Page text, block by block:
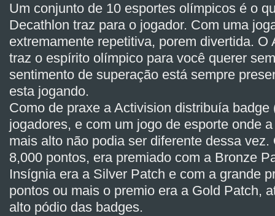
Um conjunto de 10 esportes olímpicos é o
Decathlon traz para o jogador. Com uma
extremamente repetitiva, porem divertida. O
traz o espírito olímpico para você querer
sentimento de superação está sempre
esta jogando.
Como de praxe a Activision distribuía
jogadores, e com um jogo de esporte onde
mais alto não podia ser diferente dessa
8,000 pontos, era premiado com a Bronze
Insígnia era a Silver Patch e com a grande
pontos ou mais o premio era a Gold Patch,
alto pódio das badges.